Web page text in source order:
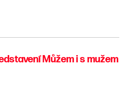
Můžem i s mužem